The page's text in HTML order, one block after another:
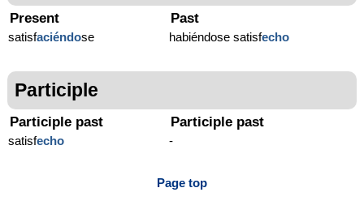
Present
satisfaciéndose
Past
habiéndose satisfecho
Participle
Participle past
satisfecho
Participle past
-
Page top